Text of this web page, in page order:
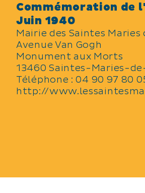
Commémoration de
Juin 1940
Mairie des Saintes Maries
Avenue Van Gogh
Monument aux Morts
13460 Saintes-Maries-
Téléphone :04 90 97 80
http://